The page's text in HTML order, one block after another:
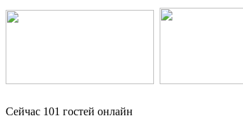
Сейчас 101 гостей онлайн